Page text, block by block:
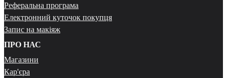
Реферальна програма
Електронний куточок покупця
Запис на макіяж
ПРО НАС
Магазини
Кар'єра